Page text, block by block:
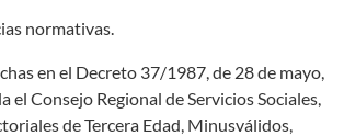
normativas.
en el Decreto 37/1987, de 28 de mayo,
el Consejo Regional de Servicios Sociales,
de Tercera Edad, Minusválidos,